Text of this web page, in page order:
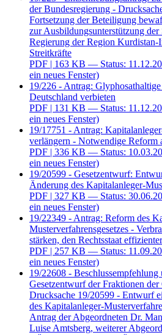
der Bundesregierung -
Fortsetzung der Beteiligung
zur Ausbildungsunterstützung der
Regierung der Region Kurdistan-
Streitkräfte
PDF | 163 KB — Status:
ein neues Fenster)
19/226 - Antrag:
Deutschland verbieten
PDF | 131 KB — Status:
ein neues Fenster)
19/17751 - Antrag:
verlängern - Notwendige Reform
PDF | 336 KB — Status:
ein neues Fenster)
19/20599 - Gesetzentwurf:
Änderung des Kapitalanleger-
PDF | 327 KB — Status:
ein neues Fenster)
19/22349 - Antrag: Reform des
Musterverfahrensgesetzes -
stärken, den Rechtsstaat
PDF | 257 KB — Status:
ein neues Fenster)
19/22608 -
Gesetzentwurf der Fraktionen
Drucksache 19/20599 - Entwurf
des Kapitalanleger-
Antrag der Abgeordneten Dr.
Luise Amtsberg, weiterer